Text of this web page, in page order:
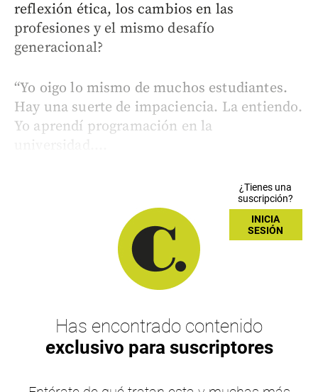
reflexión ética, los cambios en las
profesiones y el mismo desafío
generacional?
“Yo oigo lo mismo de muchos estudiantes.
Hay una suerte de impaciencia. La entiendo.
Yo aprendí programación en la
¿Tienes una
suscripción?
INICIA
SESIÓN
Has encontrado contenido
exclusivo para suscriptores